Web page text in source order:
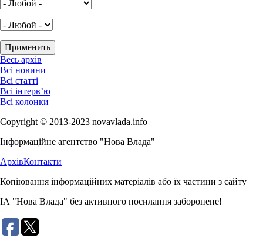
Весь архів
Всі новини
Всі статті
Всі інтерв’ю
Всі колонки
Copyright © 2013-2023 novavlada.info
Інформаційне агентство "Нова Влада"
АрхівКонтакти
Копіювання інформаційних матеріалів або їх частини з сайту
ІА "Нова Влада" без активного посилання заборонене!